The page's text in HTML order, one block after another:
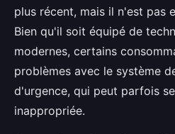
plus récent, mais il n'est pas
Bien qu'il soit équipé de
modernes, certains
problèmes avec le système
d'urgence, qui peut parfois
inappropriée.